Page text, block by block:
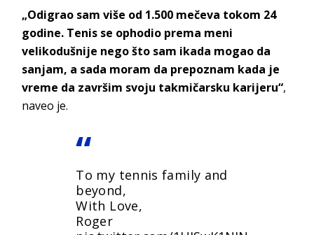
„Odigrao sam više od 1.500 mečeva tokom 24
godine. Tenis se ophodio prema meni
velikodušnije nego što sam ikada mogao da
sanjam, a sada moram da prepoznam kada je
vreme da završim svoju takmičarsku karijeru“,
naveo je.
To my tennis family and
beyond,
With Love,
Roger